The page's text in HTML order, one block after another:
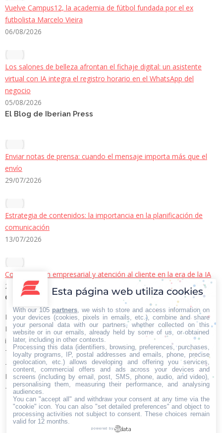
Vuelve Campus12, la academia de fútbol fundada por el ex
futbolista Marcelo Vieira
06/08/2026
Los salones de belleza afrontan el fichaje digital: un asistente
virtual con IA integra el registro horario en el WhatsApp del
negocio
05/08/2026
El Blog de Iberian Press
Enviar notas de prensa: cuando el mensaje importa más que el
envío
29/07/2026
Estrategia de contenidos: la importancia en la planificación de
comunicación
13/07/2026
Comunicación empresarial y atención al cliente en la era de la IA
22/06/2026
Contacto Iberian Press
Principales vías de contacto:
E-mail:
info@iberianpress.es
Teléfono:
+34 911863556
Fax:
+34 911863556
Encuéntranos en:
Facebook
page
X
page
YouTube
page
Rss
page
Esta página web utiliza cookies
With our 105 partners , we wish to store and access information on
your devices (cookies, pixels in emails, etc.), combine and share
your personal data with our partners, whether collected on this
website or in our emails, already held by some of us, or obtained
later, including in other contexts.
Processing this data (identifiers, browsing, preferences, purchases,
loyalty programs, IP, postal addresses and emails, phone, precise
geolocation, etc.) allows developing and offering you services,
content, commercial offers and ads across your devices and
screens (including by email, post, SMS, phone, audio, and video),
personalising them, measuring their performance, and analysing
audiences.
You can "accept all" and withdraw your consent at any time via the
"cookie" icon . You can also "set detailed preferences" and object to
processing activities not subject to consent. These choices remain
valid for 12 months.
powered by